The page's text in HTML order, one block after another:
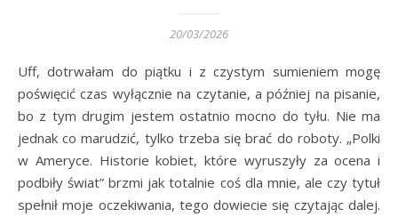
20/03/2026
Uff, dotrwałam do piątku i z czystym sumieniem mogę
poświęcić czas wyłącznie na czytanie, a później na pisanie,
bo z tym drugim jestem ostatnio mocno do tyłu. Nie ma
jednak co marudzić, tylko trzeba się brać do roboty. „Polki
w Ameryce. Historie kobiet, które wyruszyły za ocena i
podbiły świat” brzmi jak totalnie coś dla mnie, ale czy tytuł
spełnił moje oczekiwania, tego dowiecie się czytając dalej.